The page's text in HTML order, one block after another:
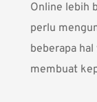
Online lebih
perlu
beberapa
membuat